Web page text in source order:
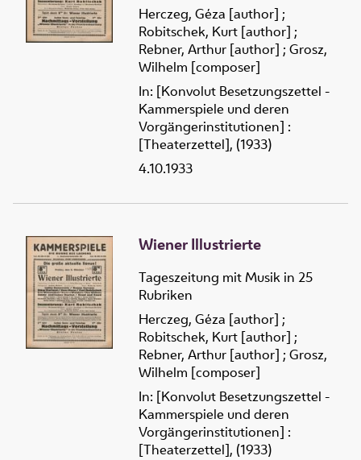
Herczeg, Géza [author] ;
Robitschek, Kurt [author] ;
Rebner, Arthur [author] ; Grosz,
Wilhelm [composer]
In: [Konvolut Besetzungszettel -
Kammerspiele und deren
Vorgängerinstitutionen] :
[Theaterzettel], (1933)
4.10.1933
Wiener Illustrierte
Tageszeitung mit Musik in 25
Rubriken
Herczeg, Géza [author] ;
Robitschek, Kurt [author] ;
Rebner, Arthur [author] ; Grosz,
Wilhelm [composer]
In: [Konvolut Besetzungszettel -
Kammerspiele und deren
Vorgängerinstitutionen] :
[Theaterzettel], (1933)